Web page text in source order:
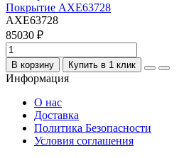
Покрытие AXE63728
AXE63728
85030 ₽
В корзину Купить в 1 клик
Информация
О нас
Доставка
Политика Безопасности
Условия соглашения